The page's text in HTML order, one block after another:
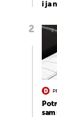
i ja
sam